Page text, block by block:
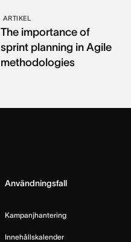
ARTIKEL
The importance of
sprint planning in Agile
methodologies
Användningsfall
Kampanjhantering
Innehållskalender